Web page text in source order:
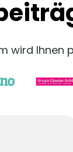
wird Ihnen